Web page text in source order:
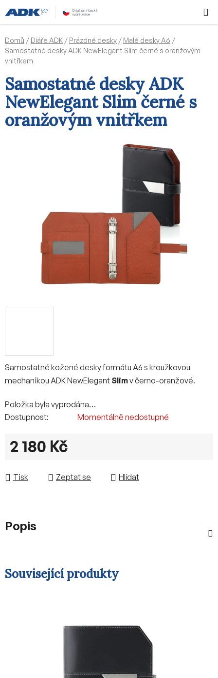
na
obsah
KOŠÍK
Domů / Diáře ADK / Prázdné desky / Malé desky A6 /
Samostatné desky ADK NewElegant Slim černé s oranžovým
vnitřkem
Samostatné kožené desky formátu A6 s kroužkovou
mechanikou ADK NewElegant Slimv černo-oranžové.
Položka byla vyprodána…
Dostupnost
Momentálně nedostupné
2 180 Kč
Tisk
Zeptat se Hlídat
Samostatné desky ADK
NewElegant Slim černé s
oranžovým vnitřkem
Popis
Související produkty